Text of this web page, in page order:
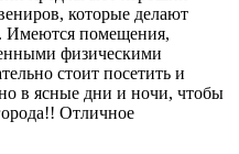
которые делают
Имеются помещения,
физическими
стоит посетить и
в ясные дни и ночи, чтобы
Отличное